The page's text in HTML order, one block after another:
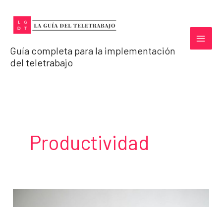
contenido
Guía completa para la implementación
del teletrabajo
Productividad